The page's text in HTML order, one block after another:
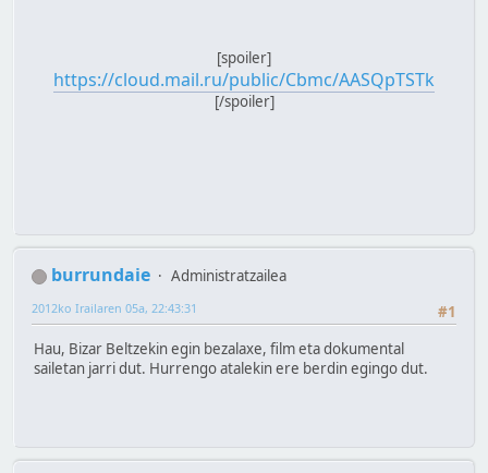
[spoiler]
https://cloud.mail.ru/public/Cbmc/AASQpTSTk
[/spoiler]
burrundaie
Administratzailea
#1
2012ko Irailaren 05a, 22:43:31
Hau, Bizar Beltzekin egin bezalaxe, film eta dokumental
sailetan jarri dut. Hurrengo atalekin ere berdin egingo dut.